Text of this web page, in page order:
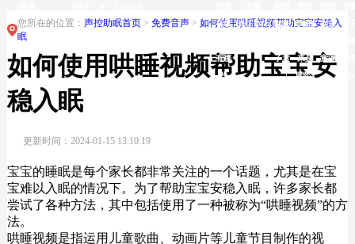
在线
有哪
些
HHEIMIZHOU
女主
子君
女主
来是
晨熙Y
女主
童潼
您所在的位置： 声控助眠首页> 免费音声 > 如何使用哄睡视频帮助宝宝安稳入
眠
如何使用哄睡视频帮助宝宝安
稳入眠
更新时间：2024-01-15 13:10:19
宝宝的睡眠是每个家长都非常关注的一个话题，尤其是在宝
宝难以入眠的情况下。为了帮助宝宝安稳入眠，许多家长都
尝试了各种方法，其中包括使用了一种被称为“哄睡视频”的方
法。
哄睡视频是指运用儿童歌曲、动画片等儿童节目制作的视